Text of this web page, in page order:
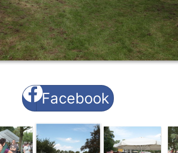
Facebook